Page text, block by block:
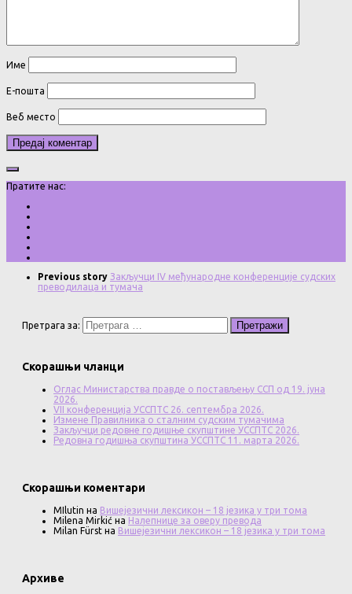
Име
Е-пошта
Веб место
Пратите нас:
Previous story Закључци IV међународне конференције судских
преводилаца и тумача
Претрага за:
Скорашњи чланци
Оглас Министарства правде о постављењу ССП од 19. јуна
2026.
VII конференција УССПТС 26. септембра 2026.
Измене Правилника о сталним судским тумачима
Закључци редовне годишње скупштине УССПТС 2026.
Редовна годишња скупштина УССПТС 11. марта 2026.
Скорашњи коментари
MIlutin на Вишејезични лексикон – 18 језика у три тома
Milena Mirkić на Налепнице за оверу превода
Milan Fürst на Вишејезични лексикон – 18 језика у три тома
Архиве